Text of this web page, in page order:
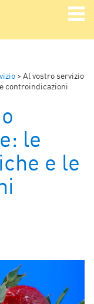
> Al vostro servizio
controindicazioni
le
e le